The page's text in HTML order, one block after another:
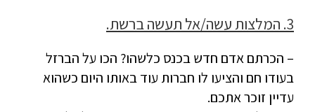
3. המלצות עשה/אל תעשה ברשת.
– הכרתם אדם חדש בכנס כלשהו? הכו על הברזל
בעודו חם והציעו לו חברות עוד באותו היום כשהוא
עדיין זוכר אתכם.